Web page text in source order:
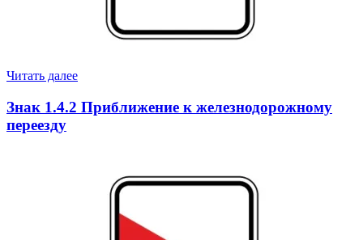
Читать далее
Знак 1.4.2 Приближение к железнодорожному
переезду